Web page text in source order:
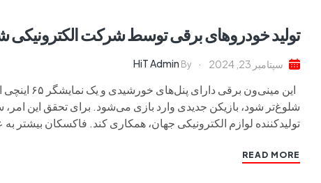
تولید خودروهای برقی توسط شرکت الکترونیکی
سپتامبر 23, 2024 By
HiT Admin
این
شلوغ‌تر شود، بازیکن جدیدی وارد بازی می‌شود. برای تحقق این امر،
تولیدکننده لوازم الکترونیکی جهان، همکاری کند. فاکسکان
READ MORE